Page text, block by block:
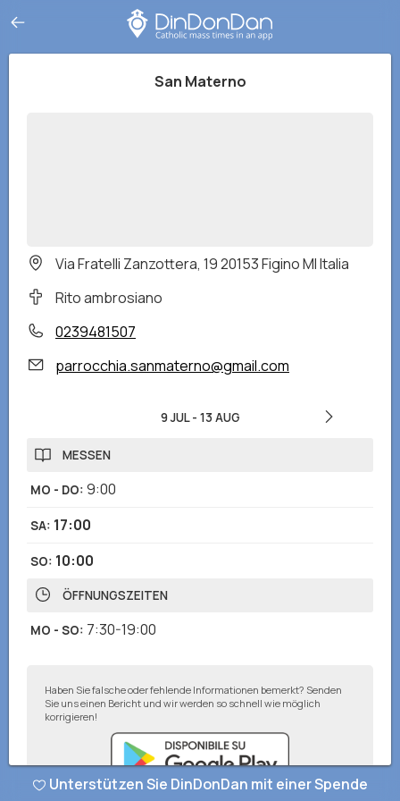
San Materno
Via Fratelli Zanzottera, 19 20153 Figino MI Italia
Rito ambrosiano
0239481507
parrocchia.sanmaterno@gmail.com
9 JUL- 13 AUG
MESSEN
MO - DO: 9:00
SA: 17:00
SO: 10:00
ÖFFNUNGSZEITEN
MO - SO: 7:30-19:00
Haben Sie falsche oder fehlende Informationen bemerkt? Senden
Sie uns einen Bericht und wir werden so schnell wie möglich
korrigieren!
Unterstützen Sie DinDonDan mit einer Spende